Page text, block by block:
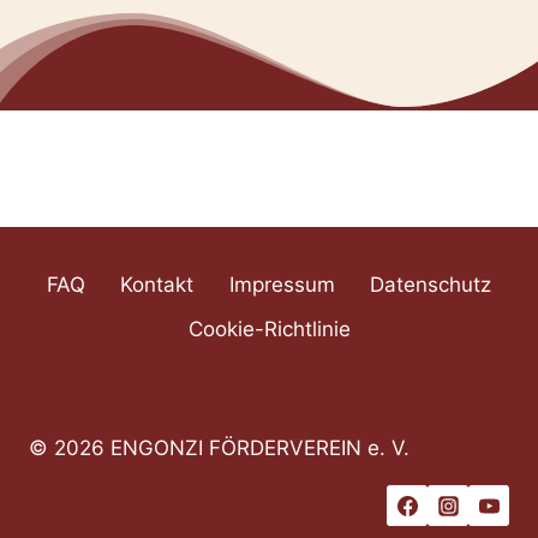
FAQ Kontakt Impressum
Datenschutz
Cookie-Richtlinie
© 2026 ENGONZI FÖRDERVEREIN e. V.